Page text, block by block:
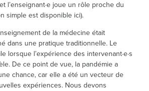
l’enseignant·e joue un rôle proche du
simple est disponible ici).
de la médecine était
dans une pratique traditionnelle. Le
lorsque l’expérience des intervenant·e·s
De ce point de vue, la pandémie a
chance, car elle a été un vecteur de
expériences. Nous devons